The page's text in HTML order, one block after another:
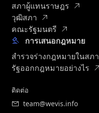
สภาผู้แทนราษฎร
วุฒิสภา
คณะรัฐมนตรี
การเสนอกฎหมาย
สำรวจร่างกฎหมายในสภา
รัฐออกกฎหมายอย่างไร
ติดต่อ
team@wevis.info